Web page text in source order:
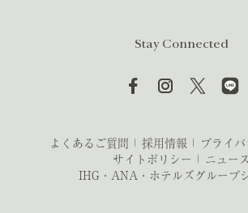
Stay Connected
よくあるご質問 採用情報
プライ
サイトポリシー
ニュース
IHG・ANA・ホテルズグループ